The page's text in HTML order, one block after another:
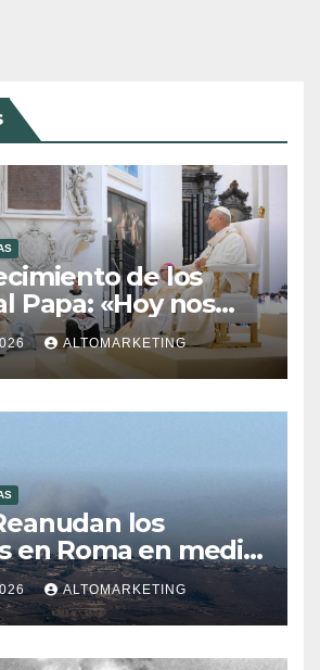
de los
Papa: «Hoy nos
Iglesia»ALTOMARKETING
los
en Roma en medio
y ataques en el
ALTOMARKETING